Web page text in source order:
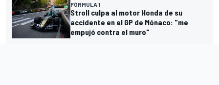
FÓRMULA 1
Stroll culpa al motor Honda de su
accidente en el GP de Mónaco: "me
empujó contra el muro"